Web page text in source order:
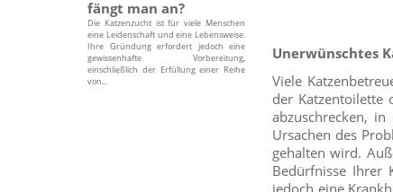
fängt man an?
Die Katzenzucht ist für viele Menschen
eine Leidenschaft und eine Lebensweise.
Ihre Gründung erfordert jedoch eine
gewissenhafte Vorbereitung,
einschließlich der Erfüllung einer Reihe
von...
Unerwünschtes
Viele
der Katzentoilette
abzuschrecken,
Ursachen des
gehalten wird.
Bedürfnisse Ihrer